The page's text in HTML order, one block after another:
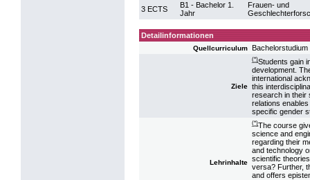
3 ECTS
B1 - Bachelor 1.
Jahr
Frauen- und
Detailinformationen
Quellcurriculum
Ziele
(*)Students gain
development.
international
this
research in their
relations
specific gender
Lehrinhalte
(*)The course
science and
regarding their
and technology
scientific
versa? Further,
and offers